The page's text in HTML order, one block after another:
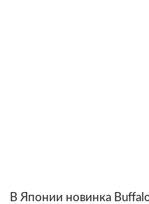
В Японии новинка